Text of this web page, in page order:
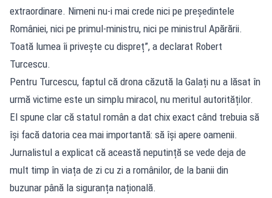
extraordinare. Nimeni nu-i mai crede nici pe președintele
României, nici pe primul-ministru, nici pe ministrul Apărării.
Toată lumea îi privește cu dispreț”, a declarat Robert
Turcescu.
Pentru Turcescu, faptul că drona căzută la Galați nu a lăsat în
urmă victime este un simplu miracol, nu meritul autorităților.
El spune clar că statul român a dat chix exact când trebuia să
își facă datoria cea mai importantă: să își apere oamenii.
Jurnalistul a explicat că această neputință se vede deja de
mult timp în viața de zi cu zi a românilor, de la banii din
buzunar până la siguranța națională.